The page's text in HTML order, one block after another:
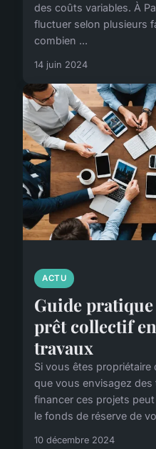
des coûts variables. À
fluctuer selon plusieurs
combien ...
14 juin 2024
ACTU
Guide
prêt collectif
travaux
Si vous êtes
que vous envisagez
financer ces projets
le fonds de réserve de
10 décembre 2024